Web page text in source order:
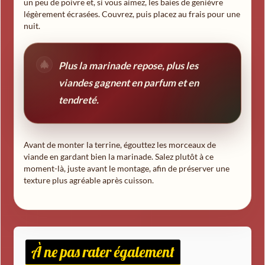
un peu de poivre et, si vous aimez, les baies de genièvre
légèrement écrasées. Couvrez, puis placez au frais pour une
nuit.
Plus la marinade repose, plus les
viandes gagnent en parfum et en
tendreté.
Avant de monter la terrine, égouttez les morceaux de
viande en gardant bien la marinade. Salez plutôt à ce
moment-là, juste avant le montage, afin de préserver une
texture plus agréable après cuisson.
À ne pas rater également